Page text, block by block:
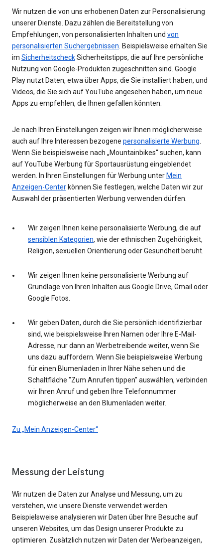
Wir nutzen die von uns erhobenen Daten zur Personalisierung
unserer Dienste. Dazu zählen die Bereitstellung von
Empfehlungen, von personalisierten Inhalten und von
personalisierten Suchergebnissen . Beispielsweise erhalten Sie
im SicherheitscheckSicherheitstipps, die auf Ihre persönliche
Nutzung von Google-Produkten zugeschnitten sind. Google
Play nutzt Daten, etwa über Apps, die Sie installiert haben, und
Videos, die Sie sich auf YouTube angesehen haben, um neue
Apps zu empfehlen, die Ihnen gefallen könnten.
Je nach Ihren Einstellungen zeigen wir Ihnen möglicherweise
auch auf Ihre Interessen bezogene personalisierte Werbung
Wenn Sie beispielsweise nach „Mountainbikes“ suchen, kann
auf YouTube Werbung für Sportausrüstung eingeblendet
werden. In Ihren Einstellungen für Werbung unter Mein
Anzeigen-Center können Sie festlegen, welche Daten wir zur
Auswahl der präsentierten Werbung verwenden dürfen.
Wir zeigen Ihnen keine personalisierte Werbung, die auf
sensiblen Kategorien, wie der ethnischen Zugehörigkeit,
Religion, sexuellen Orientierung oder Gesundheit beruht.
Wir zeigen Ihnen keine personalisierte Werbung auf
Grundlage von Ihren Inhalten aus Google Drive, Gmail oder
Google Fotos.
Wir geben Daten, durch die Sie persönlich identifizierbar
sind, wie beispielsweise Ihren Namen oder Ihre E-Mail-
Adresse, nur dann an Werbetreibende weiter, wenn Sie
uns dazu auffordern. Wenn Sie beispielsweise Werbung
für einen Blumenladen in Ihrer Nähe sehen und die
Schaltfläche "Zum Anrufen tippen" auswählen, verbinden
wir Ihren Anruf und geben Ihre Telefonnummer
möglicherweise an den Blumenladen weiter.
Zu „Mein Anzeigen-Center“
Messung der Leistung
Wir nutzen die Daten zur Analyse und Messung, um zu
verstehen, wie unsere Dienste verwendet werden.
Beispielsweise analysieren wir Daten über Ihre Besuche auf
unseren Websites, um das Design unserer Produkte zu
optimieren. Zusätzlich nutzen wir Daten der Werbeanzeigen,